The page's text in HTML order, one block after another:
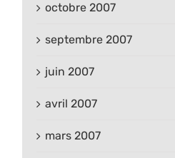
octobre 2007
septembre 2007
juin 2007
avril 2007
mars 2007